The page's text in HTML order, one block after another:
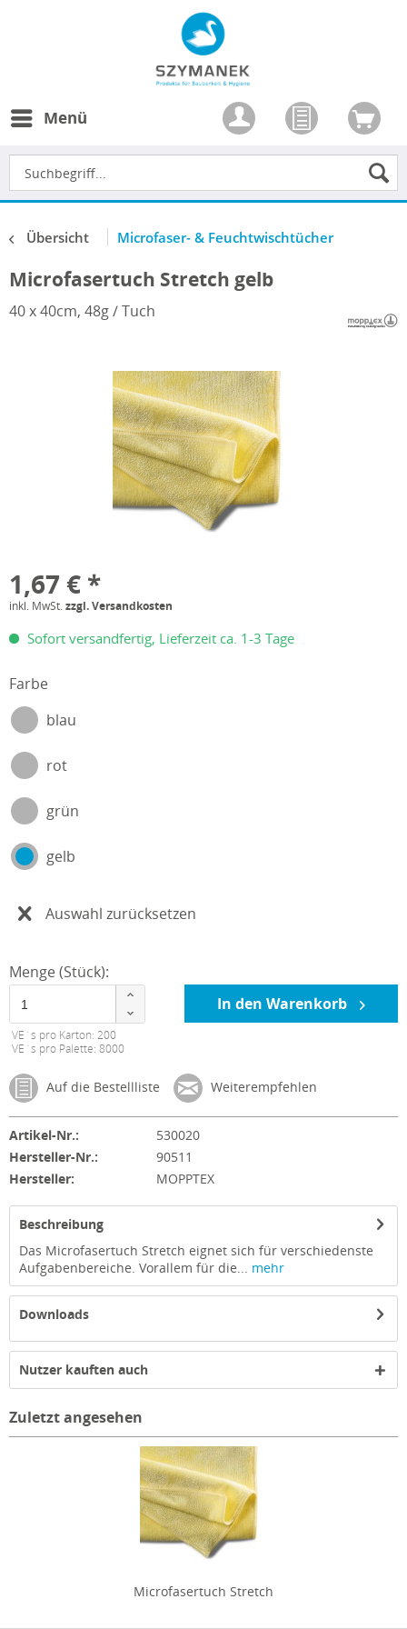
Menü
Übersicht Microfaser- & Feuchtwischtücher
Microfasertuch Stretch gelb
40 x 40cm, 48g / Tuch
1,67 € *
inkl. MwSt.zzgl. Versandkosten
Sofort versandfertig, Lieferzeit ca. 1-3 Tage
Farbe
blau
rot
grün
gelb
Auswahl zurücksetzen
Menge (Stück):
VE´s pro Karton: 200
VE´s pro Palette: 8000
In den Warenkorb
Auf die Bestellliste Weiterempfehlen
Artikel-Nr.:
530020
Hersteller-Nr.:
90511
Hersteller:
MOPPTEX
Beschreibung
Das Microfasertuch Stretch eignet sich für verschiedenste
Aufgabenbereiche. Vorallem für die... mehr
Downloads
Nutzer kauften auch
Zuletzt angesehen
Microfasertuch Stretch